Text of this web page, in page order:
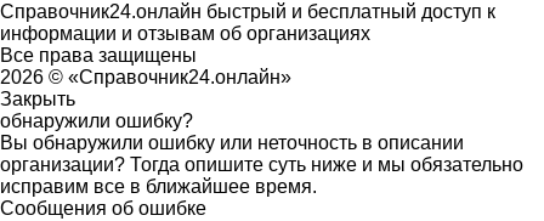
Справочник24.онлайн быстрый и бесплатный доступ к
информации и отзывам об организациях
Все права защищены
2026 © «Справочник24.онлайн»
Закрыть
обнаружили ошибку?
Вы обнаружили ошибку или неточность в описании
организации? Тогда опишите суть ниже и мы обязательно
исправим все в ближайшее время.
Сообщения об ошибке